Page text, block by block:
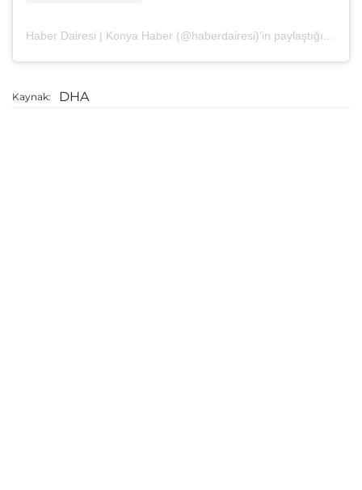
Haber Dairesi | Konya Haber (@haberdairesi)'in paylaştığı bir gönderi
Kaynak: DHA